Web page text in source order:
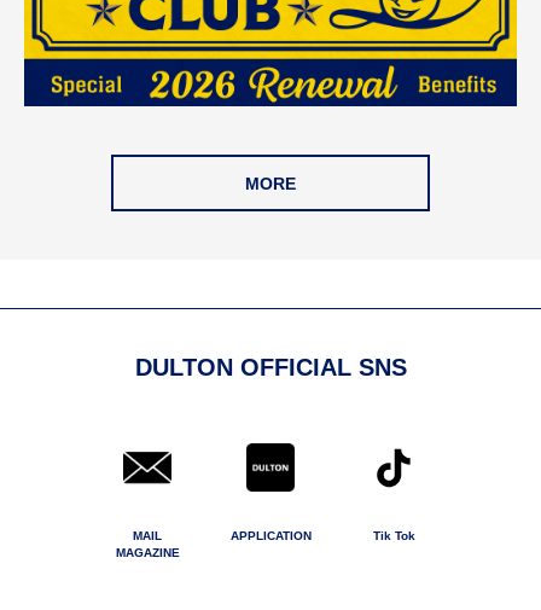
MORE
DULTON OFFICIAL SNS
MAIL
MAGAZINE
APPLICATION Tik Tok